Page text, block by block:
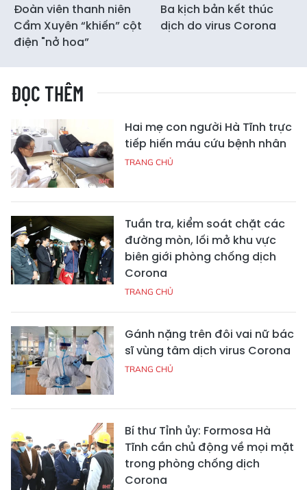
Đoàn viên thanh niên
Cẩm Xuyên “khiến” cột
điện "nở hoa”
Ba kịch bản kết thúc
dịch do virus Corona
ĐỌC THÊM
Hai mẹ con người Hà Tĩnh trực
tiếp hiến máu cứu bệnh nhân
TRANG CHỦ
Tuần tra, kiểm soát chặt các
đường mòn, lối mở khu vực
biên giới phòng chống dịch
Corona
TRANG CHỦ
Gánh nặng trên đôi vai nữ bác
sĩ vùng tâm dịch virus Corona
TRANG CHỦ
Bí thư Tỉnh ủy: Formosa Hà
Tĩnh cần chủ động về mọi mặt
trong phòng chống dịch
Corona